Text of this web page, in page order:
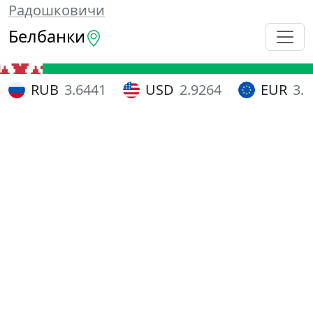
Радошковичи
Белбанки
RUB 3.6441 USD 2.9264 EUR